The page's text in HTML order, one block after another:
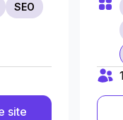
SEO
site
1